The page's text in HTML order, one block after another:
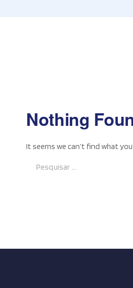
Nothing
It seems we can’t find what